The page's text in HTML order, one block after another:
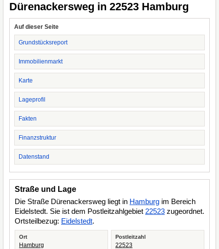
Dürenackersweg in 22523 Hamburg
Auf dieser Seite
Grundstücksreport
Immobilienmarkt
Karte
Lageprofil
Fakten
Finanzstruktur
Datenstand
Straße und Lage
Die Straße Dürenackersweg liegt in Hamburg im Bereich
Eidelstedt. Sie ist dem Postleitzahlgebiet 22523 zugeordnet.
Ortsteilbezug: Eidelstedt.
Ort
Hamburg
Postleitzahl
22523